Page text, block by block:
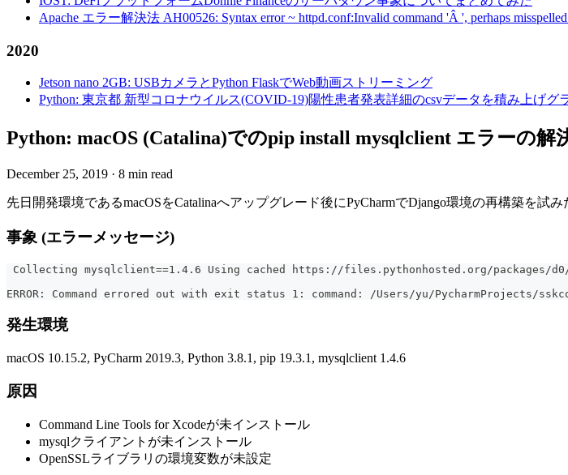
Apache エラー解決法 AH00526: Syntax error ~ httpd.conf:Invalid command 'Â ', perhaps
2020
Jetson nano 2GB: USBカメラとPython FlaskでWeb動画ストリーミング
Python: 東京都 新型コロナウイルス(COVID-19)陽性患者発表詳細のcsvデータを積み上げグ
Python: macOS (Catalina)でのpip install mysqlclient エラーの解
December 25, 2019 · 8 min read
先日開発環境であるmacOSをCatalinaへアップグレード後にPyCharmでDjango環境の再構築を試
事象 (エラーメッセージ)
Collecting mysqlclient==1.4.6 Using cached https://files.pythonhosted.org/packages/
ERROR: Command errored out with exit status 1: command: /Users/yu/
発生環境
macOS 10.15.2, PyCharm 2019.3, Python 3.8.1, pip 19.3.1, mysqlclient 1.4.6
原因
Command Line Tools for Xcodeが未インストール
mysqlクライアントが未インストール
OpenSSLライブラリの環境変数が未設定